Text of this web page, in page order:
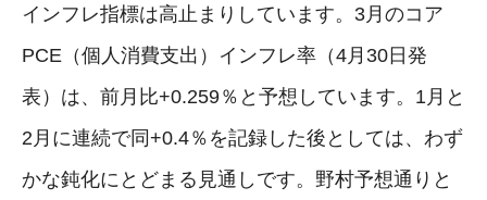
インフレ指標は高止まりしています。3月のコア
PCE（個人消費支出）インフレ率（4月30日発
表）は、前月比+0.259％と予想しています。1月と
2月に連続で同+0.4％を記録した後としては、わず
かな鈍化にとどまる見通しです。野村予想通りと